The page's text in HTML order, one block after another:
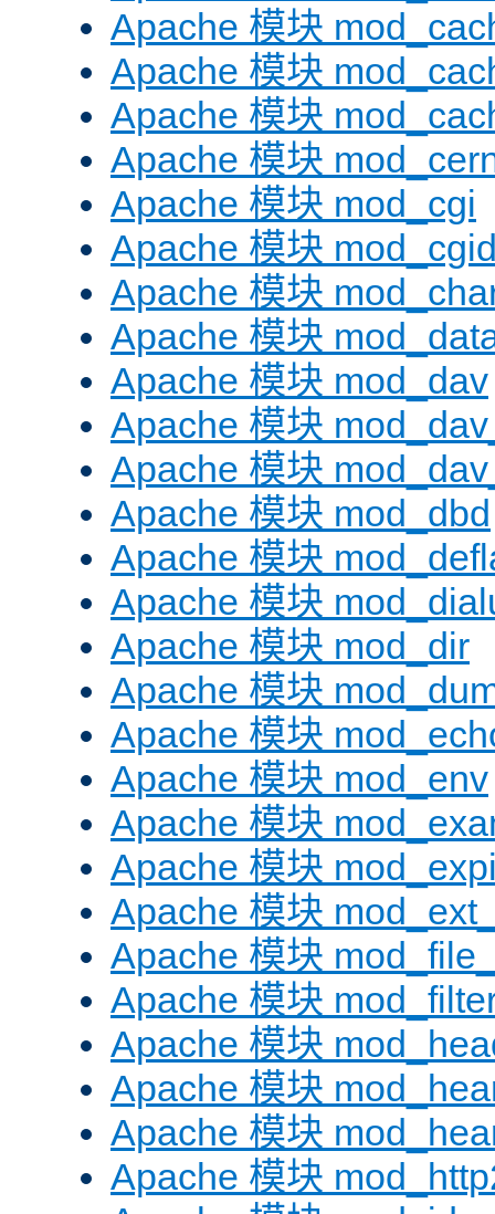
Apache 模块
Apache 模块
Apache 模块
Apache 模块
Apache 模块 mod_cgi
Apache 模块
Apache 模块
Apache 模块
Apache 模块 mod_dav
Apache 模块
Apache 模块
Apache 模块 mod_dbd
Apache 模块
Apache 模块
Apache 模块 mod_dir
Apache 模块
Apache 模块
Apache 模块 mod_env
Apache 模块
Apache 模块
Apache 模块
Apache 模块
Apache 模块
Apache 模块
Apache 模块
Apache 模块
Apache 模块